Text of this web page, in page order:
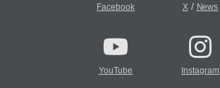
Facebook X/ News
YouTube Instagram